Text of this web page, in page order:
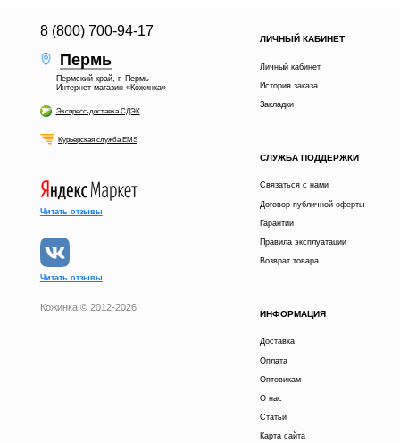
8 (800) 700-94-17
Пермь
Пермский край, г. Пермь
Интернет-магазин «Кожинка»
Экспресс-доставка СДЭК
Курьерская служба EMS
ЛИЧНЫЙ КАБИНЕТ
Личный кабинет
История заказа
Закладки
СЛУЖБА ПОДДЕРЖКИ
Связаться с нами
Договор публичной оферты
Гарантии
Правила эксплуатации
Возврат товара
ИНФОРМАЦИЯ
Доставка
Оплата
Оптовикам
О нас
Статьи
Карта сайта
Читать отзывы
Читать отзывы
Кожинка © 2012-2026